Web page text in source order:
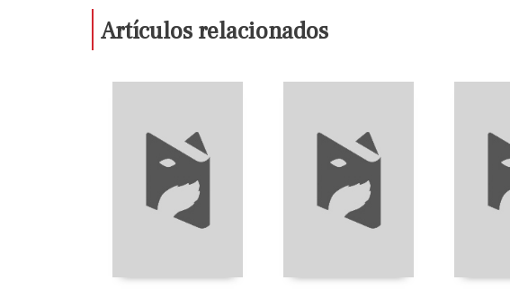
Artículos relacionados